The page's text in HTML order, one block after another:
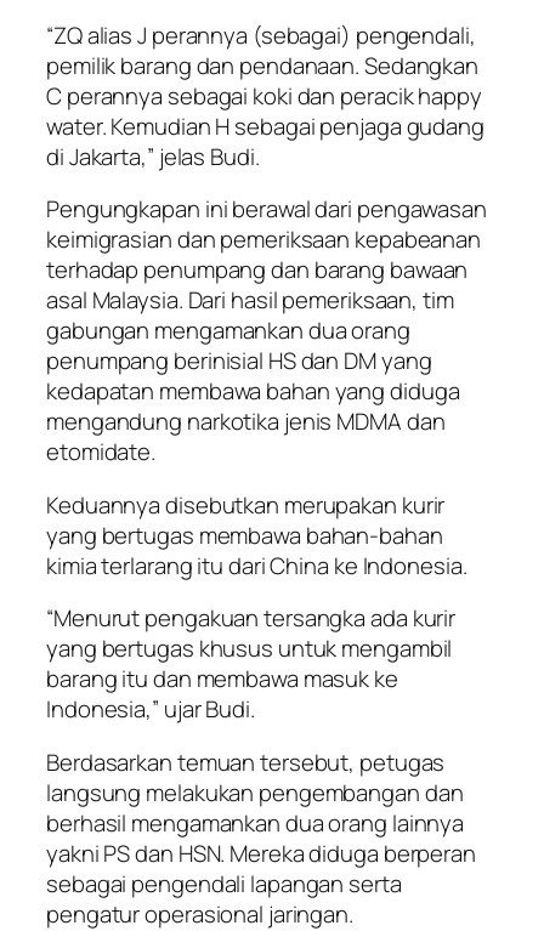
“ZQ alias J perannya (sebagai) pengendali,
pemilik barang dan pendanaan. Sedangkan
C perannya sebagai koki dan peracik happy
water. Kemudian H sebagai penjaga gudang
di Jakarta,” jelas Budi.
Pengungkapan ini berawal dari pengawasan
keimigrasian dan pemeriksaan kepabeanan
terhadap penumpang dan barang bawaan
asal Malaysia. Dari hasil pemeriksaan, tim
gabungan mengamankan dua orang
penumpang berinisial HS dan DM yang
kedapatan membawa bahan yang diduga
mengandung narkotika jenis MDMA dan
etomidate.
Keduannya disebutkan merupakan kurir
yang bertugas membawa bahan-bahan
kimia terlarang itu dari China ke Indonesia.
“Menurut pengakuan tersangka ada kurir
yang bertugas khusus untuk mengambil
barang itu dan membawa masuk ke
Indonesia,” ujar Budi.
Berdasarkan temuan tersebut, petugas
langsung melakukan pengembangan dan
berhasil mengamankan dua orang lainnya
yakni PS dan HSN. Mereka diduga berperan
sebagai pengendali lapangan serta
pengatur operasional jaringan.